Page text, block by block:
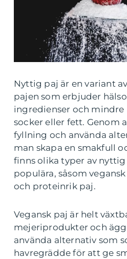
Nyttig paj är en variant
pajen som erbjuder
ingredienser och
socker eller fett. Genom
fyllning och använda
man skapa en smakfull
finns olika typer av
populära, såsom
och proteinrik paj.
Vegansk paj är helt
mejeriprodukter och
använda alternativ som
havregrädde för att ge